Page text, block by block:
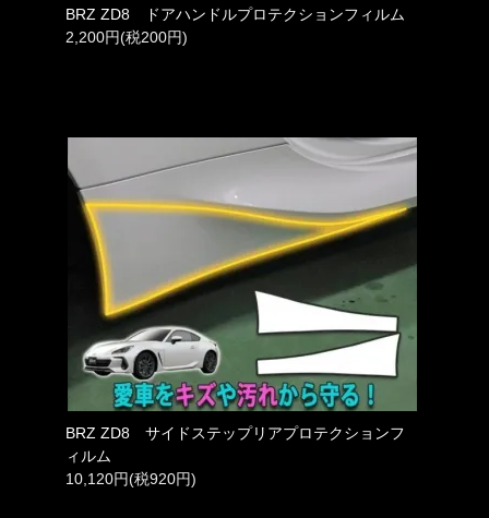
BRZ ZD8 ドアハンドルプロテクションフィルム
2,200円(税200円)
BRZ ZD8 サイドステップリアプロテクションフ
ィルム
10,120円(税920円)